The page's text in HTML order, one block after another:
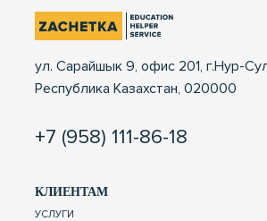
ул. Сарайшык 9, офис 201, г.Нур-
Республика Казахстан, 020000
+7 (958) 111-86-18
КЛИЕНТАМ
УСЛУГИ